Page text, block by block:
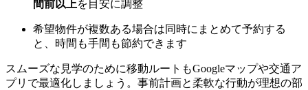
間前以上を目安に調整
希望物件が複数ある場合は同時にまとめて予約する
と、時間も手間も節約できます
スムーズな見学のために移動ルートもGoogleマップや交通ア
プリで最適化しましょう。事前計画と柔軟な行動が理想の部